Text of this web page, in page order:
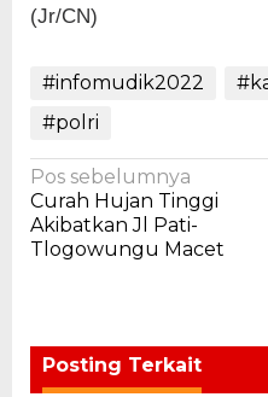
(Jr/CN)
#infomudik2022
#polri
Navigasi
pos
Pos sebelumnya
Curah Hujan Tinggi
Akibatkan Jl Pati-
Tlogowungu Macet
Posting Terkait